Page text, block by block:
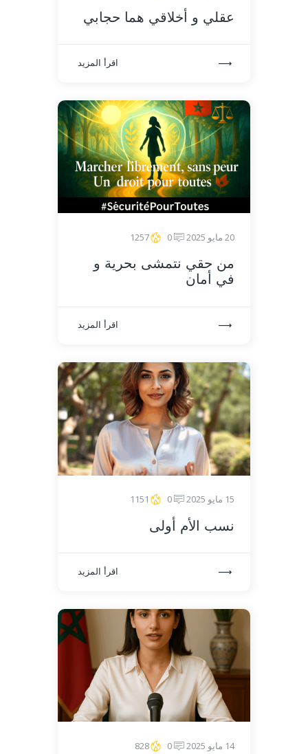
عقلي و أخلاقي هما حجابي
اقرأ المزيد
20 مايو 2025 0
1257
من حقي نتمشى بحرية و
في أمان
اقرأ المزيد
15 مايو 2025 0
1151
نسب الأم أولى
اقرأ المزيد
14 مايو 2025 0
828